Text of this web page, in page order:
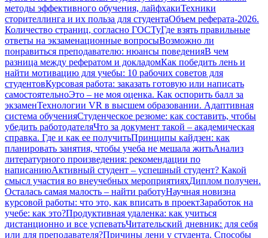
методы эффективного обучения, лайфхакиТехники
сторителлинга и их польза для студентаОбъем реферата-2026.
Количество страниц, согласно ГОСТуГде взять правильные
ответы на экзаменационные вопросыВозможно ли
понравиться преподавателю: нюансы поведенияВ чем
разница между рефератом и докладомКак победить лень и
найти мотивацию для учебы: 10 рабочих советов для
студентовКурсовая работа: заказать готовую или написать
самостоятельноЭто – не моя оценка. Как оспорить балл за
экзаменТехнологии VR в высшем образовании. Адаптивная
система обученияСтуденческое резюме: как составить, чтобы
убедить работодателяЧто за документ такой – академическая
справка. Где и как ее получитьПринципы кайдзен: как
планировать занятия, чтобы учеба не мешала житьАнализ
литературного произведения: рекомендации по
написаниюАктивный студент – успешный студент? Какой
смысл участия во внеучебных мероприятияхДиплом получен.
Осталась самая малость – найти работуНаучная новизна
курсовой работы: что это, как вписать в проектЗаработок на
учебе: как это?Продуктивная удаленка: как учиться
дистанционно и все успеватьЧитательский дневник: для себя
или для преподавателя?Причины лени у студента. Способы